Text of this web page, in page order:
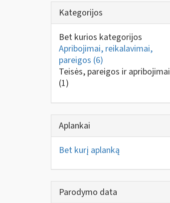
Kategorijos
Bet kurios kategorijos
Apribojimai, reikalavimai,
pareigos (6)
Teisės, pareigos ir apribojimai
(1)
Aplankai
Bet kurį aplanką
Parodymo data